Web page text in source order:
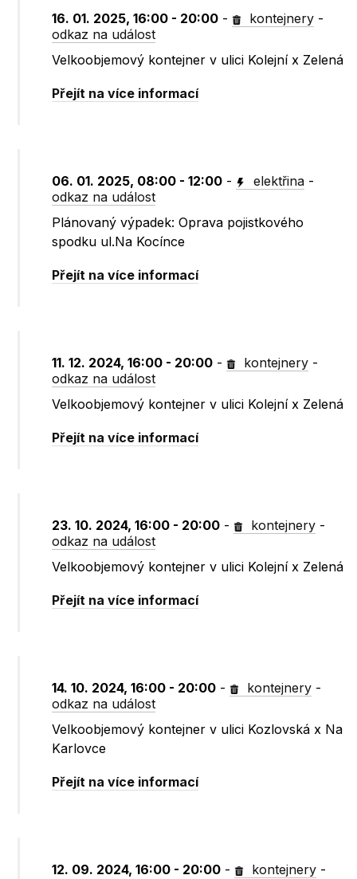
16. 01. 2025, 16:00 - 20:00 - kontejnery -
odkaz na událost
Velkoobjemový kontejner v ulici Kolejní x Zelená
Přejít na více informací
06. 01. 2025, 08:00 - 12:00 - elektřina -
odkaz na událost
Plánovaný výpadek: Oprava pojistkového
spodku ul.Na Kocínce
Přejít na více informací
11. 12. 2024, 16:00 - 20:00 - kontejnery -
odkaz na událost
Velkoobjemový kontejner v ulici Kolejní x Zelená
Přejít na více informací
23. 10. 2024, 16:00 - 20:00 - kontejnery -
odkaz na událost
Velkoobjemový kontejner v ulici Kolejní x Zelená
Přejít na více informací
14. 10. 2024, 16:00 - 20:00 - kontejnery -
odkaz na událost
Velkoobjemový kontejner v ulici Kozlovská x Na
Karlovce
Přejít na více informací
12. 09. 2024, 16:00 - 20:00 - kontejnery -